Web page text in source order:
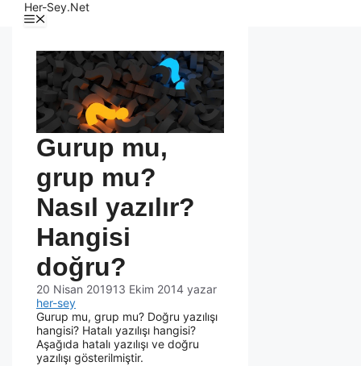
Her-Sey.Net
Gurup mu,
grup mu?
Nasıl yazılır?
Hangisi
doğru?
20 Nisan 201913 Ekim 2014 yazar
her-sey
Gurup mu, grup mu? Doğru yazılışı
hangisi? Hatalı yazılışı hangisi?
Aşağıda hatalı yazılışı ve doğru
yazılışı gösterilmiştir.